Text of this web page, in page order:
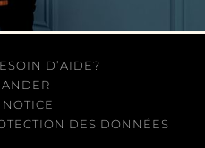
D’AIDE?
DES DONNÉES